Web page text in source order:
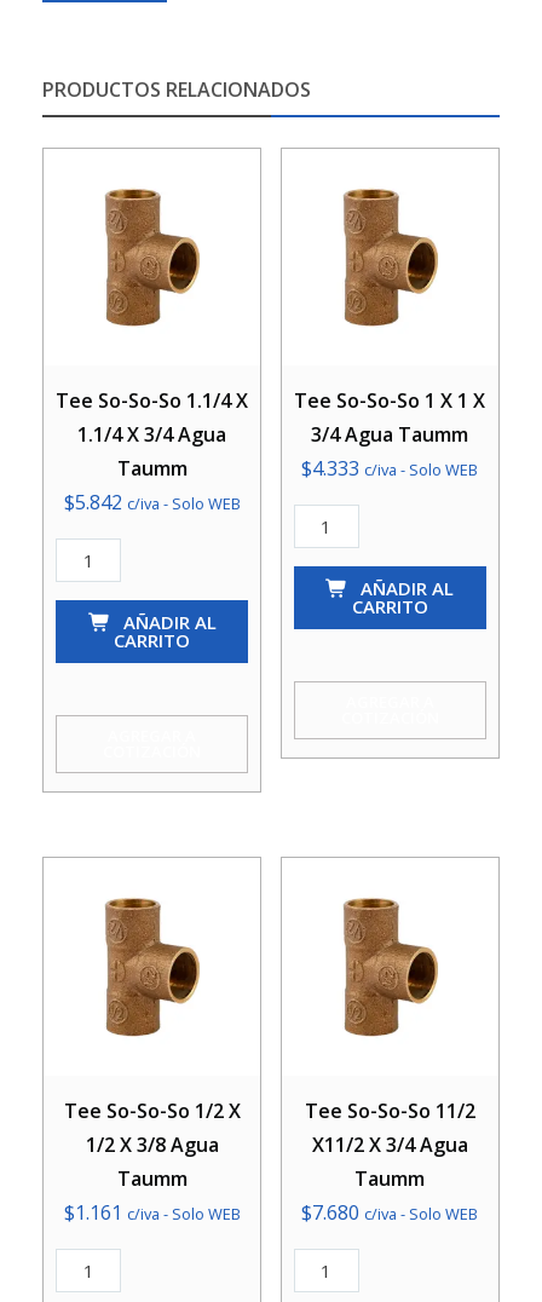
PRODUCTOS RELACIONADOS
Tee So-So-So 1.1/4 X
1.1/4 X 3/4 Agua
Taumm
$5.842 c/iva - Solo WEB
Tee
So-
X
X
Agua
Taumm
cantidad
AÑADIR AL
CARRITO
Tee So-So-So 1 X 1 X
3/4 Agua Taumm
$4.333 c/iva - Solo WEB
Tee
So-
X
X
Taumm
cantidad
AÑADIR AL
CARRITO
Tee So-So-So 1/2 X
1/2 X 3/8 Agua
Taumm
$1.161 c/iva - Solo WEB
Tee
Tee So-So-So 11/2
X11/2 X 3/4 Agua
Taumm
$7.680 c/iva - Solo WEB
Tee